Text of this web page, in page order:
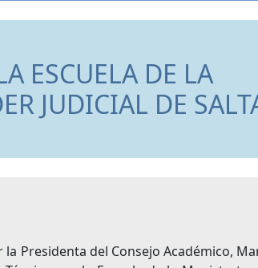
ESCUELA DE LA
JUDICIAL DE
Presidenta del Consejo Académico,